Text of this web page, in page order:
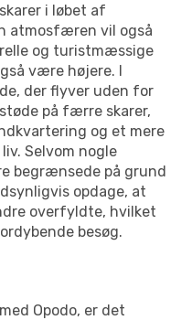
i løbet af
atmosfæren vil også
og turistmæssige
være højere. I
der flyver uden for
på færre skarer,
og et mere
Selvom nogle
begrænsede på grund
opdage, at
overfyldte, hvilket
besøg.
Opodo, er det